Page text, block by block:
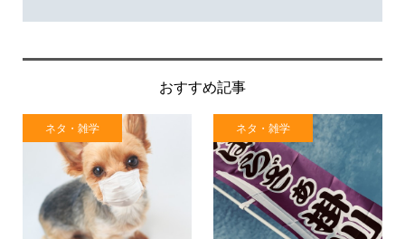
おすすめ記事
ネタ・雑学 ネタ・雑学